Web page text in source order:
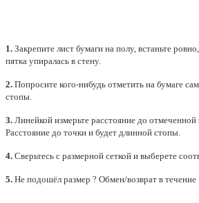
1. Закрепите лист бумаги на полу, встаньте
пятка упиралась в стену.
2. Попросите кого-нибудь отметить на бумаге
стопы.
3. Линейкой измерьте расстояние до отмеченной
Расстояние до точки и будет длинной стопы.
4. Сверьтесь с размерной сеткой и выберете
5. Не подошёл размер ? Обмен/возврат в